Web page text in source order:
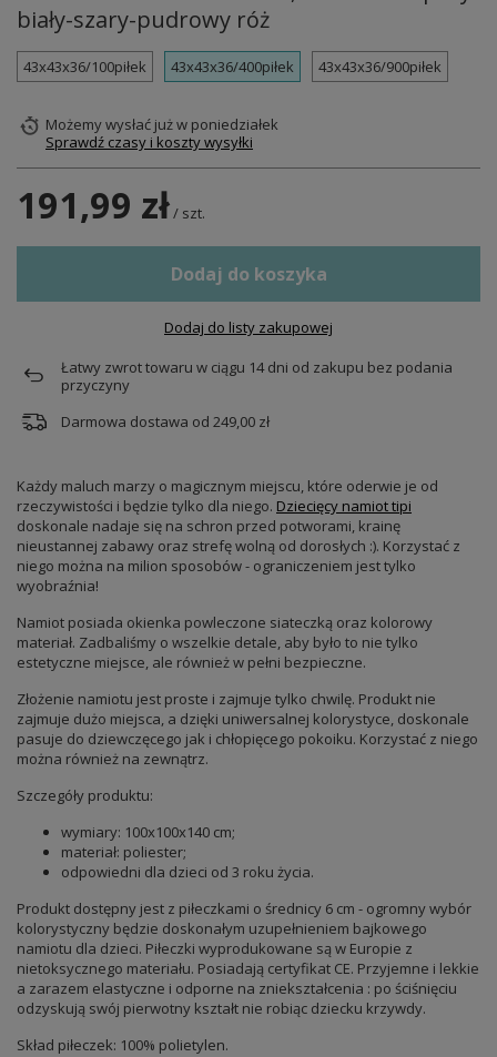
biały-szary-pudrowy róż
43x43x36/100piłek 43x43x36/400piłek 43x43x36/900piłek
Możemy wysłać jużw poniedziałek
Sprawdź czasy i koszty wysyłki
191,99 zł/ szt.
Dodaj do koszyka
Dodaj do listy zakupowej
Łatwy zwrot towaru w ciągu 14dni od zakupu bez podania
przyczyny
Darmowa dostawa od 249,00 zł
Każdy maluch marzy o magicznym miejscu, które oderwie je od
rzeczywistości i będzie tylko dla niego. Dziecięcy namiot tipi
doskonale nadaje się na schron przed potworami, krainę
nieustannej zabawy oraz strefę wolną od dorosłych :). Korzystać z
niego można na milion sposobów - ograniczeniem jest tylko
wyobraźnia!
Namiot posiada okienka powleczone siateczką oraz kolorowy
materiał. Zadbaliśmy o wszelkie detale, aby było to nie tylko
estetyczne miejsce, ale również w pełni bezpieczne.
Złożenie namiotu jest proste i zajmuje tylko chwilę. Produkt nie
zajmuje dużo miejsca, a dzięki uniwersalnej kolorystyce, doskonale
pasuje do dziewczęcego jak i chłopięcego pokoiku. Korzystać z niego
można również na zewnątrz.
Szczegóły produktu:
wymiary: 100x100x140 cm;
materiał: poliester;
odpowiedni dla dzieci od 3 roku życia.
Produkt dostępny jest z piłeczkami o średnicy 6 cm - ogromny wybór
kolorystyczny będzie doskonałym uzupełnieniem bajkowego
namiotu dla dzieci. Piłeczki wyprodukowane są w Europie z
nietoksycznego materiału. Posiadają certyfikat CE. Przyjemne i lekkie
a zarazem elastyczne i odporne na zniekształcenia : po ściśnięciu
odzyskują swój pierwotny kształt nie robiąc dziecku krzywdy.
Skład piłeczek: 100% polietylen.